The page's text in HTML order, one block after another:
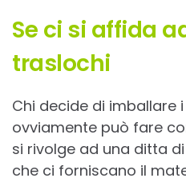
Se ci si affida
traslochi
Chi decide di imballare
ovviamente può fare
si rivolge ad una ditta di
che ci forniscano il